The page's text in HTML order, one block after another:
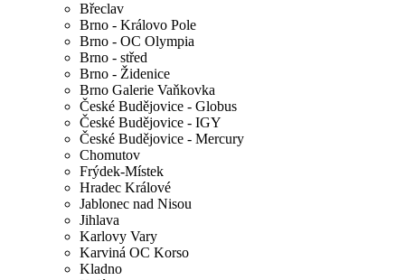
Břeclav
Brno - Královo Pole
Brno - OC Olympia
Brno - střed
Brno - Židenice
Brno Galerie Vaňkovka
České Budějovice - Globus
České Budějovice - IGY
České Budějovice - Mercury
Chomutov
Frýdek-Místek
Hradec Králové
Jablonec nad Nisou
Jihlava
Karlovy Vary
Karviná OC Korso
Kladno